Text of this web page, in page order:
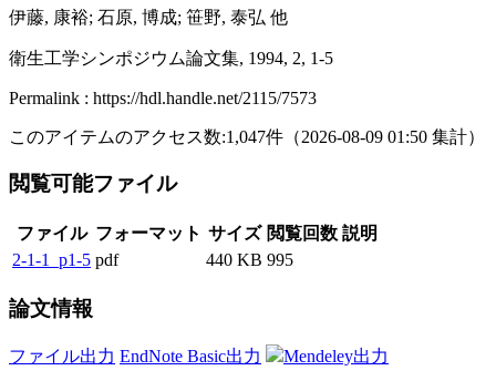
伊藤, 康裕; 石原, 博成; 笹野, 泰弘 他
衛生工学シンポジウム論文集, 1994, 2, 1-5
Permalink : https://hdl.handle.net/2115/7573
このアイテムのアクセス数:1,047件 （2026-08-09 01:50 集計）
閲覧可能ファイル
ファイル フォーマット サイズ 閲覧回数 説明
2-1-1_p1-5 pdf 440 KB 995
論文情報
ファイル出力 EndNote Basic出力 Mendeley出力